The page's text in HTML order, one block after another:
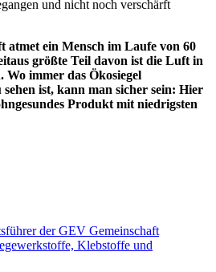
und nicht noch verschärft
atmet ein Mensch im Laufe von 60
größte Teil davon ist die Luft in
Wo immer das Ökosiegel
ist, kann man sicher sein: Hier
Produkt mit niedrigsten